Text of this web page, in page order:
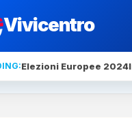
Vivicentro
Elezioni Europee 2024